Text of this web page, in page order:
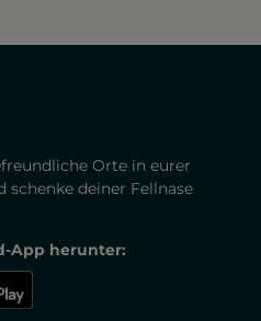
Orte in eurer
schenke deiner Fellnase
App herunter: